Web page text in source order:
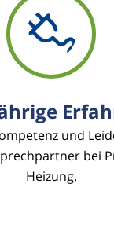
und
bei
Heizung.